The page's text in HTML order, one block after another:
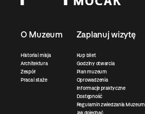
O Muzeum
Historia i misja
Architektura
Zespół
Praca i staże
Zaplanuj wizytę
Kup bilet
Godziny otwarcia
Plan muzeum
Oprowadzenia
Informacje praktyczne
Dostępność
Regulamin zwiedzania Muzeum
Jak dojechać